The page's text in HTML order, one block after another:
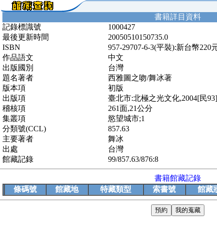
書籍詳目資料
記錄標識號
1000427
最後更新時間
20050510150735.0
ISBN
957-29707-6-3(平裝):新台幣220
作品語文
中文
出版國別
台灣
題名著者
西雅圖之吻/舞冰著
版本項
初版
出版項
臺北市:北極之光文化,2004[民93]
稽核項
261面,21公分
集叢項
慾望城市;1
分類號(CCL)
857.63
主要著者
舞冰
出處
台灣
館藏記錄
99/857.63/876:8
書籍館藏記錄
條碼號
館藏地 特藏類型 索書號 館藏